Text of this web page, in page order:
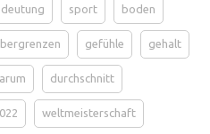
sport boden
gefühle gehalt
durchschnitt
weltmeisterschaft